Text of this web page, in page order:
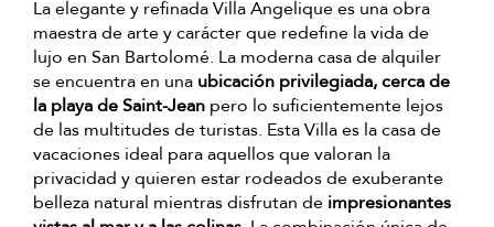
La elegante y refinada Villa Angelique es una obra
maestra de arte y carácter que redefine la vida de
lujo en San Bartolomé. La moderna casa de alquiler
se encuentra en una ubicación privilegiada, cerca de
la playa de Saint-Jean pero lo suficientemente lejos
de las multitudes de turistas. Esta Villa es la casa de
vacaciones ideal para aquellos que valoran la
privacidad y quieren estar rodeados de exuberante
belleza natural mientras disfrutan de impresionantes